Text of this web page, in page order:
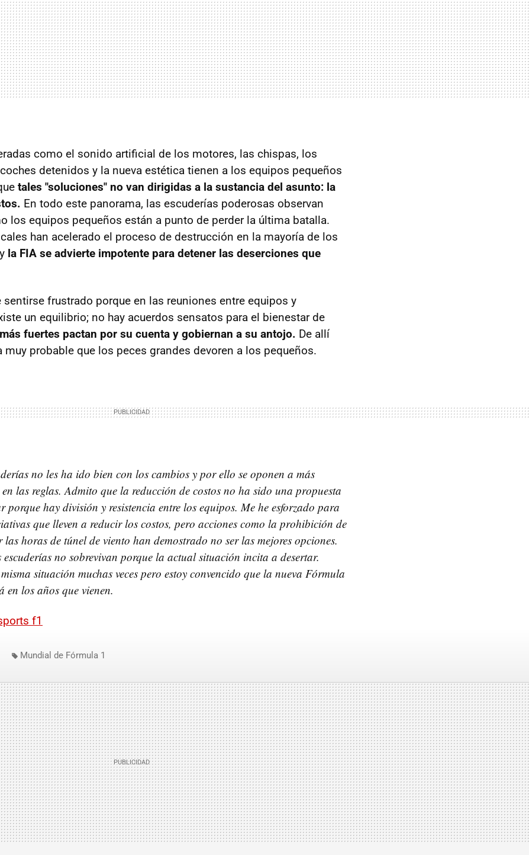
como el sonido artificial de los motores, las chispas, los
detenidos y la nueva estética tienen a los equipos pequeños
tales "soluciones" no van dirigidas a la sustancia del asunto: la
En todo este panorama, las escuderías poderosas observan
los equipos pequeños están a punto de perder la última batalla.
han acelerado el proceso de destrucción en la mayoría de los
la FIA se advierte impotente para detener las deserciones que
frustrado porque en las reuniones entre equipos y
un equilibrio; no hay acuerdos sensatos para el bienestar de
fuertes pactan por su cuenta y gobiernan a su antojo. De allí
muy probable que los peces grandes devoren a los pequeños.
no les ha ido bien con los cambios y por ello se oponen a más
las reglas. Admito que la reducción de costos no ha sido una propuesta
porque hay división y resistencia entre los equipos. Me he esforzado para
que lleven a reducir los costos, pero acciones como la prohibición de
las horas de túnel de viento han demostrado no ser las mejores opciones.
escuderías no sobrevivan porque la actual situación incita a desertar.
situación muchas veces pero estoy convencido que la nueva Fórmula
en los años que vienen.
f1
Mundial de Fórmula 1